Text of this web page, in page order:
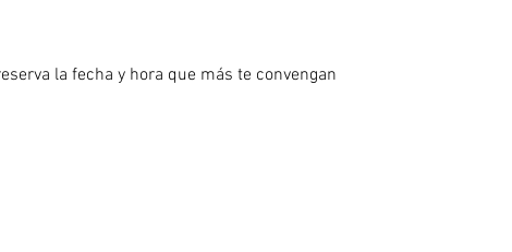
la fecha y hora que más te convengan